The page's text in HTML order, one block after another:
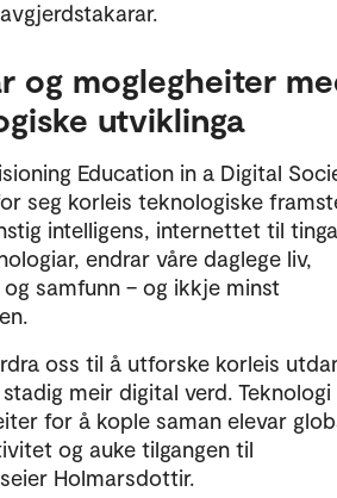
og moglegheiter
utviklinga
Education in a Digital
seg korleis teknologiske
intelligens, internettet til
endrar våre daglege liv,
samfunn – og ikkje minst
oss til å utforske korleis
meir digital verd. Teknologi
for å kople saman elevar
og auke tilgangen til
Holmarsdottir.